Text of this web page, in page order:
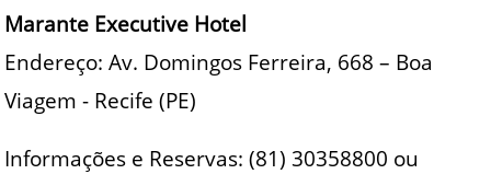
Marante Executive Hotel
Endereço: Av. Domingos Ferreira, 668 – Boa
Viagem - Recife (PE)
Informações e Reservas: (81) 30358800 ou